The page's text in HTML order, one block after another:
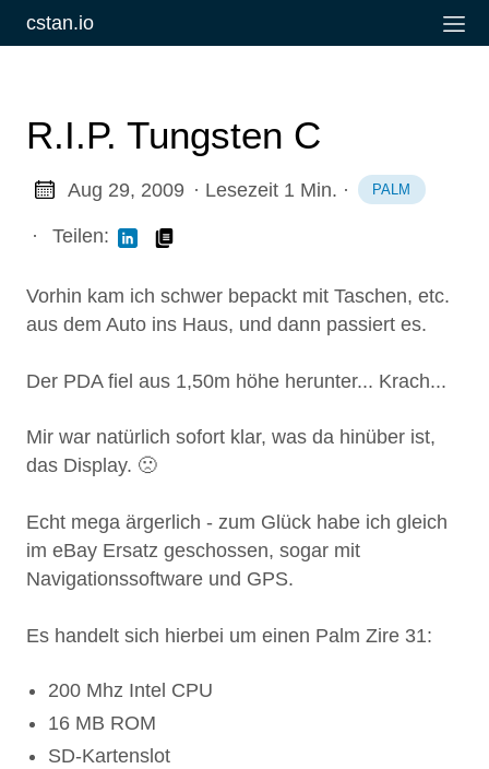
cstan.io
R.I.P. Tungsten C
Aug 29, 2009 · Lesezeit 1 Min. · PALM
· Teilen:
Vorhin kam ich schwer bepackt mit Taschen, etc.
aus dem Auto ins Haus, und dann passiert es.
Der PDA fiel aus 1,50m höhe herunter... Krach...
Mir war natürlich sofort klar, was da hinüber ist,
das Display. 🙁
Echt mega ärgerlich - zum Glück habe ich gleich
im eBay Ersatz geschossen, sogar mit
Navigationssoftware und GPS.
Es handelt sich hierbei um einen Palm Zire 31:
200 Mhz Intel CPU
16 MB ROM
SD-Kartenslot